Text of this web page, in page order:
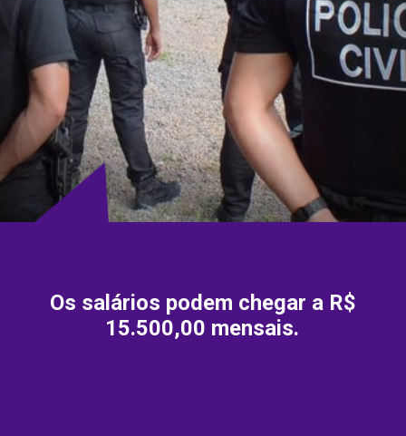
Os salários podem chegar a R$
15.500,00 mensais.